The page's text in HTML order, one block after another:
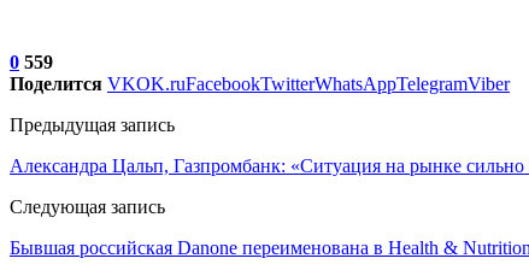
0 559
Поделится VKOK.ruFacebookTwitterWhatsAppTelegramViber
Предыдущая запись
Александра Цальп, Газпромбанк: «Ситуация на рынке сильно
Следующая запись
Бывшая российская Danone переименована в Health & Nutrition